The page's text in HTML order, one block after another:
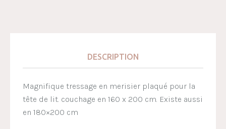
DESCRIPTION
Magnifique tressage en merisier plaqué pour la
tête de lit. couchage en 160 x 200 cm. Existe aussi
en 180×200 cm